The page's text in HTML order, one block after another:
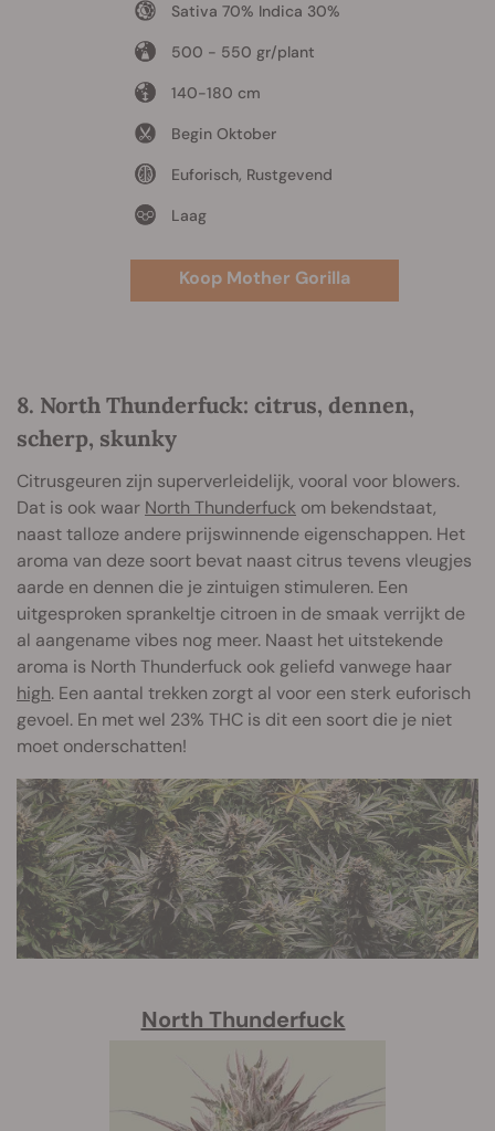
Sativa 70% Indica 30%
500 - 550 gr/plant
140-180 cm
Begin Oktober
Euforisch, Rustgevend
Laag
Koop Mother Gorilla
8. North Thunderfuck: citrus, dennen,
scherp, skunky
Citrusgeuren zijn superverleidelijk, vooral voor blowers.
Dat is ook waar North Thunderfuck om bekendstaat,
naast talloze andere prijswinnende eigenschappen. Het
aroma van deze soort bevat naast citrus tevens vleugjes
aarde en dennen die je zintuigen stimuleren. Een
uitgesproken sprankeltje citroen in de smaak verrijkt de
al aangename vibes nog meer. Naast het uitstekende
aroma is North Thunderfuck ook geliefd vanwege haar
high. Een aantal trekken zorgt al voor een sterk euforisch
gevoel. En met wel 23% THC is dit een soort die je niet
moet onderschatten!
North Thunderfuck